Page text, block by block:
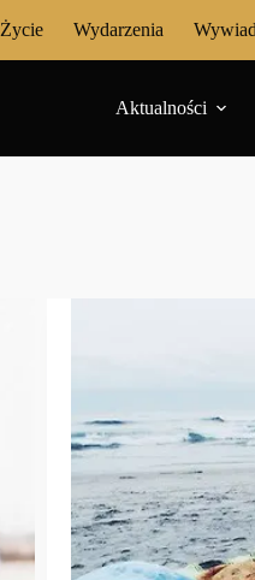
Życie Wydarzenia
Aktualności